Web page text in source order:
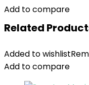
Add to compare
Related
Added to wishlist
Add to compare